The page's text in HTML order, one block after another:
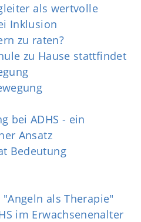
als wertvolle
Inklusion
zu raten?
zu Hause stattfindet
bei ADHS - ein
Ansatz
Bedeutung
als Therapie"
im Erwachsenenalter